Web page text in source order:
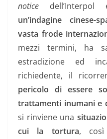
notice dell’Interpol
un’indagine cinese-
vasta frode
mezzi termini, ha
estradizione ed
richiedente, il
pericolo di essere
trattamenti inumani e
si rinviene una
cui la tortura,